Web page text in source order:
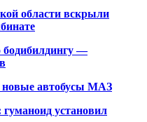
области вскрыли
бодибилдингу —
автобусы МАЗ
гуманоид установил